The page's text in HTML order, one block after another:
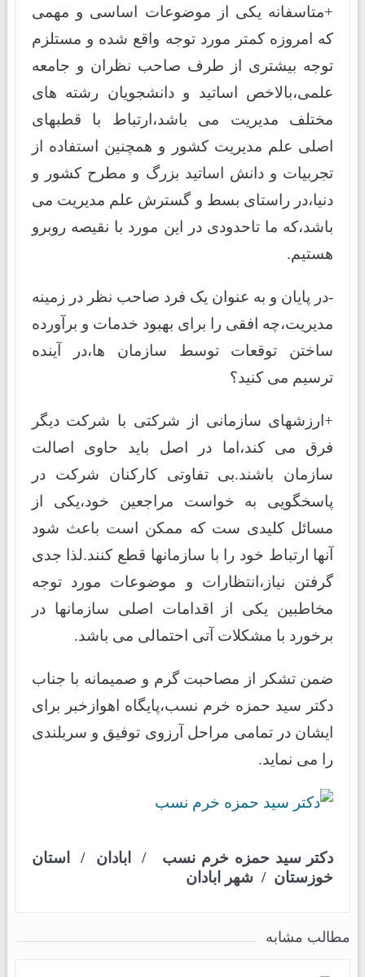
+متاسفانه یکی از موضوعات اساسی و مهمی
که امروزه کمتر مورد توجه واقع شده و مستلزم
توجه بیشتری از طرف صاحب نظران و جامعه
علمی،بالاخص اساتید و دانشجویان رشته های
مختلف مدیریت می باشد،ارتباط با قطبهای
اصلی علم مدیریت کشور و همچنین استفاده از
تجربیات و دانش اساتید بزرگ و مطرح کشور و
دنیا،در راستای بسط و گسترش علم مدیریت می
باشد،که ما تاحدودی در این مورد با نقیصه روبرو
هستیم.
-در پایان و به عنوان یک فرد صاحب نظر در زمینه
مدیریت،چه افقی را برای بهبود خدمات و برآورده
ساختن توقعات توسط سازمان ها،در آینده
ترسیم می کنید؟
+ارزشهای سازمانی از شرکتی با شرکت دیگر
فرق می کند،اما در اصل باید حاوی اصالت
سازمان باشند.بی تفاوتی کارکنان شرکت در
پاسخگویی به خواست مراجعین خود،یکی از
مسائل کلیدی ست که ممکن است باعث شود
آنها ارتباط خود را با سازمانها قطع کنند.لذا جدی
گرفتن نیاز،انتظارات و موضوعات مورد توجه
مخاطبین یکی از اقدامات اصلی سازمانها در
برخورد با مشکلات آتی احتمالی می باشد.
ضمن تشکر از مصاحبت گرم و صمیمانه با جناب
دکتر سید حمزه خرم نسب،پایگاه اهوازخبر برای
ایشان در تمامی مراحل آرزوی توفیق و سربلندی
را می نماید.
دکتر سید حمزه خرم نسب /ابادان /
استان
خوزستان / شهر ابادان
مطالب مشابه